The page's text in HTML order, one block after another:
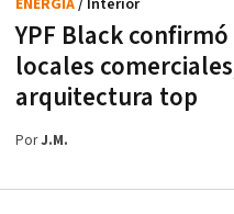
YPF Black
locales
arquitectura top
ENERGÍA/ Interior
PorJ.M.